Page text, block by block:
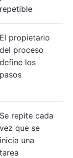
repetible
El propietario
del proceso
define los
pasos
Se repite cada
vez que se
inicia una
tarea